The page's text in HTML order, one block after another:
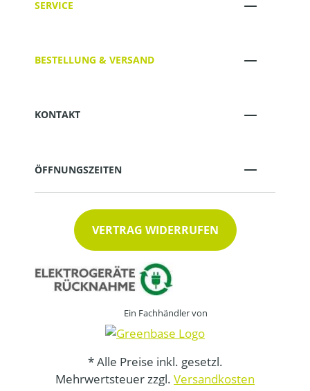
SERVICE
BESTELLUNG & VERSAND
KONTAKT
ÖFFNUNGSZEITEN
VERTRAG WIDERRUFEN
Ein Fachhändler von
* Alle Preise inkl. gesetzl.
Mehrwertsteuer zzgl. Versandkosten